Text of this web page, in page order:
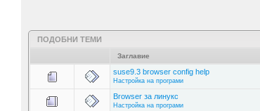
ПОДОБНИ ТЕМИ
Заглавие
suse9.3 browser config help
Настройка на програми
Browser за линукс
Настройка на програми